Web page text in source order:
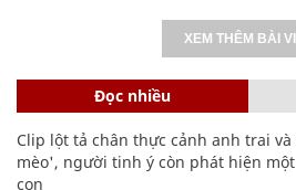
XEM THÊM BÀI
Đọc nhiều
Clip lột tả chân thực cảnh anh trai
mèo', người tinh ý còn phát hiện
con